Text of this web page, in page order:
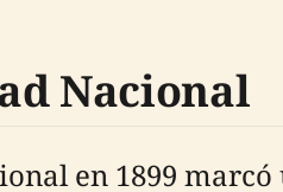
Nacional
en 1899